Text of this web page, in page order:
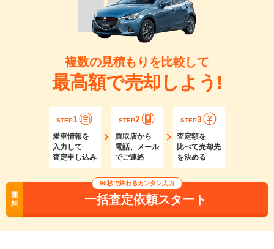
複数の見積もりを比較して
最高額で売却しよう!
STEP1
愛車情報を
入力して
査定申し込み
STEP2
買取店から
電話、メール
でご連絡
STEP3
査定額を
比べて売却先
を決める
無
料
90秒で終わるカンタン入力
一括査定依頼スタート